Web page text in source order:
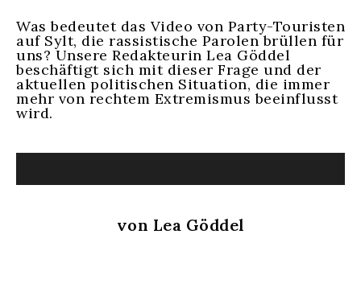
Was bedeutet das Video von Party-Touristen
auf Sylt, die rassistische Parolen brüllen für
uns? Unsere Redakteurin Lea Göddel
beschäftigt sich mit dieser Frage und der
aktuellen politischen Situation, die immer
mehr von rechtem Extremismus beeinflusst
wird.
von Lea Göddel